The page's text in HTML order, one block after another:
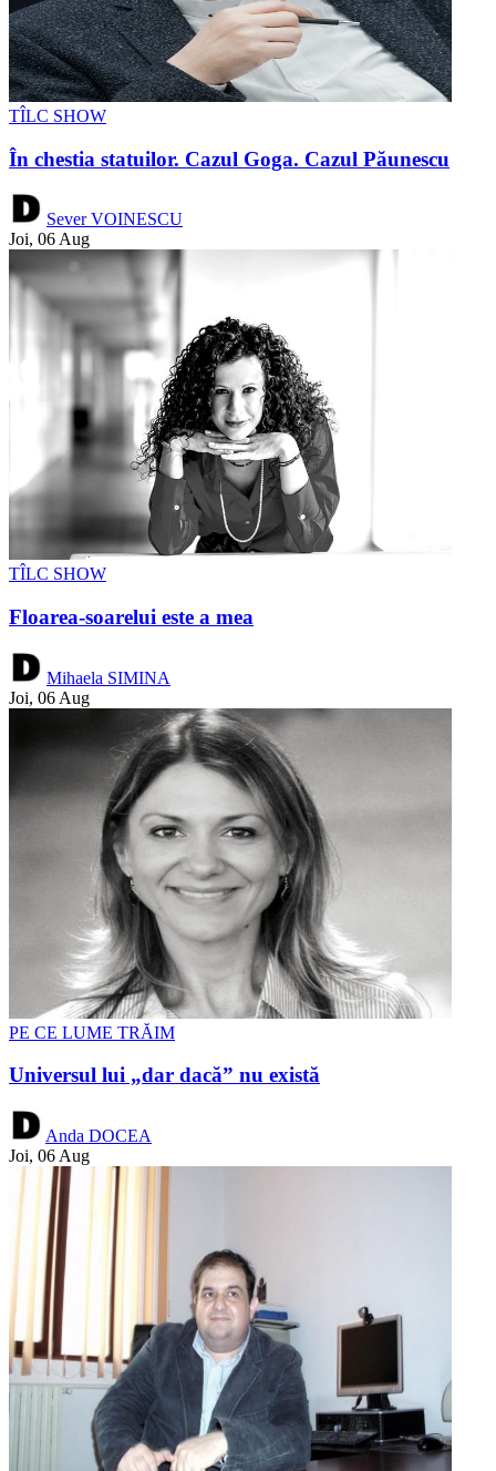
TÎLC SHOW
În chestia statuilor. Cazul Goga. Cazul Păunescu
Sever VOINESCU
Joi, 06 Aug
TÎLC SHOW
Floarea-soarelui este a mea
Mihaela SIMINA
Joi, 06 Aug
PE CE LUME TRĂIM
Universul lui „dar dacă” nu există
Anda DOCEA
Joi, 06 Aug